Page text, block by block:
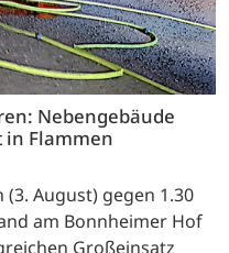
Nebengebäude
in Flammen
August) gegen 1.30
am Bonnheimer Hof
Großeinsatz